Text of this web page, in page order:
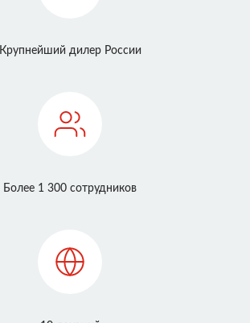
Крупнейший дилер России
Более 1 300 сотрудников